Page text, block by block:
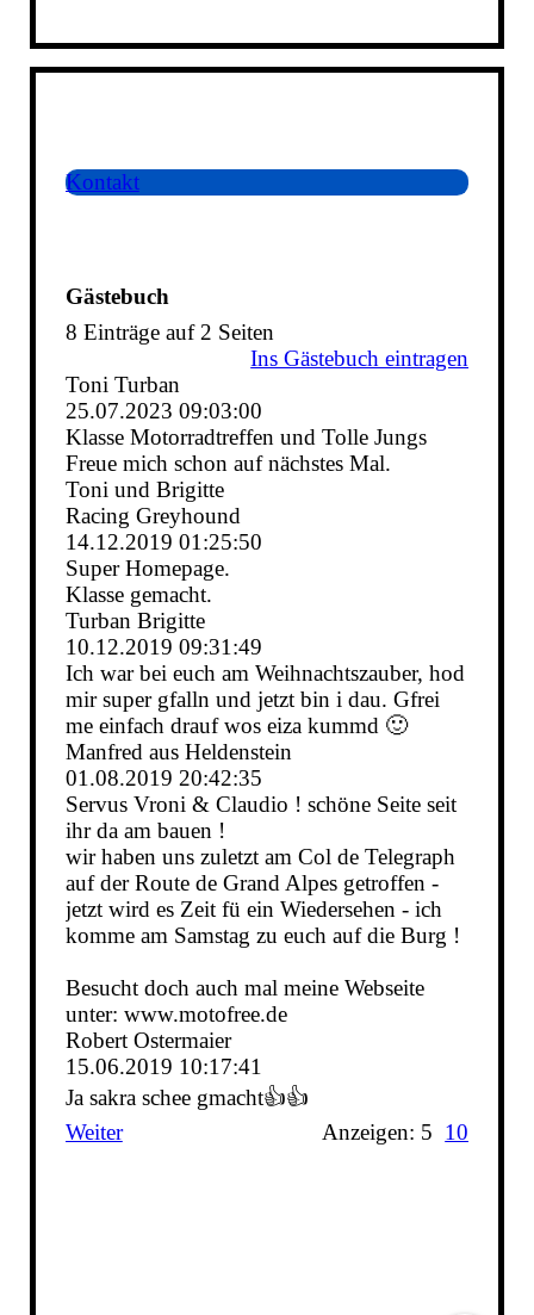
Kontakt
Gästebuch
8 Einträge auf 2 Seiten
Ins Gästebuch eintragen
Toni Turban
25.07.2023 09:03:00
Klasse Motorradtreffen und Tolle Jungs
Freue mich schon auf nächstes Mal.
Toni und Brigitte
Racing Greyhound
14.12.2019 01:25:50
Super Homepage.
Klasse gemacht.
Turban Brigitte
10.12.2019 09:31:49
Ich war bei euch am Weihnachtszauber, hod
mir super gfalln und jetzt bin i dau. Gfrei
me einfach drauf wos eiza kummd 🙂
Manfred aus Heldenstein
01.08.2019 20:42:35
Servus Vroni & Claudio ! schöne Seite seit
ihr da am bauen !
wir haben uns zuletzt am Col de Telegraph
auf der Route de Grand Alpes getroffen -
jetzt wird es Zeit fü ein Wiedersehen - ich
komme am Samstag zu euch auf die Burg !
Besucht doch auch mal meine Webseite
unter: www.motofree.de
Robert Ostermaier
15.06.2019 10:17:41
Ja sakra schee gmacht👍👍
Weiter
Anzeigen: 5 10